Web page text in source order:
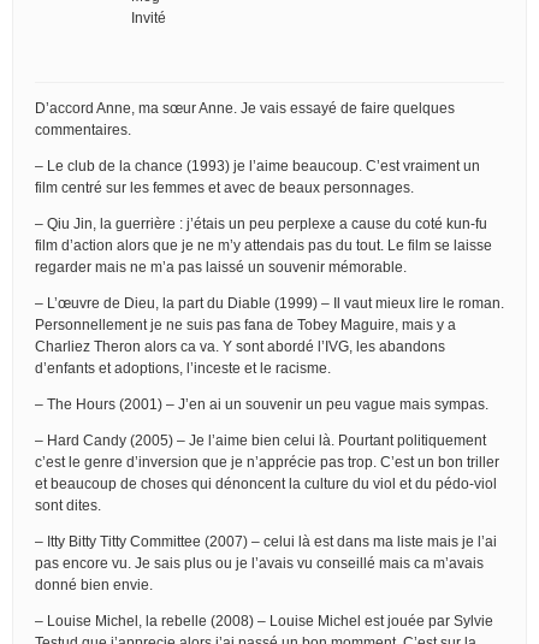
Invité
D’accord Anne, ma sœur Anne. Je vais essayé de faire quelques
commentaires.
– Le club de la chance (1993) je l’aime beaucoup. C’est vraiment un
film centré sur les femmes et avec de beaux personnages.
– Qiu Jin, la guerrière : j’étais un peu perplexe a cause du coté kun-fu
film d’action alors que je ne m’y attendais pas du tout. Le film se laisse
regarder mais ne m’a pas laissé un souvenir mémorable.
– L’œuvre de Dieu, la part du Diable (1999) – Il vaut mieux lire le roman.
Personnellement je ne suis pas fana de Tobey Maguire, mais y a
Charliez Theron alors ca va. Y sont abordé l’IVG, les abandons
d’enfants et adoptions, l’inceste et le racisme.
– The Hours (2001) – J’en ai un souvenir un peu vague mais sympas.
– Hard Candy (2005) – Je l’aime bien celui là. Pourtant politiquement
c’est le genre d’inversion que je n’apprécie pas trop. C’est un bon triller
et beaucoup de choses qui dénoncent la culture du viol et du pédo-viol
sont dites.
– Itty Bitty Titty Committee (2007) – celui là est dans ma liste mais je l’ai
pas encore vu. Je sais plus ou je l’avais vu conseillé mais ca m’avais
donné bien envie.
– Louise Michel, la rebelle (2008) – Louise Michel est jouée par Sylvie